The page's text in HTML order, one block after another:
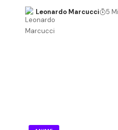
Leonardo Marcucci 5